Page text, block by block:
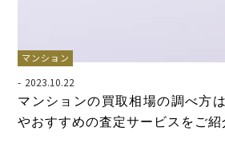
マンション
2023.10.22
マンションの買取相場の調べ方
やおすすめの査定サービスをご紹